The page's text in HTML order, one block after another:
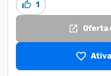
1
Oferta